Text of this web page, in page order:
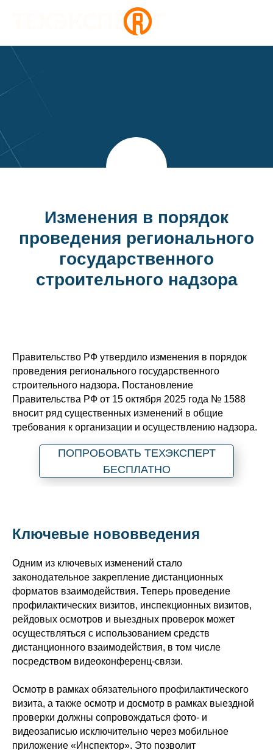
Изменения в порядок
проведения регионального
государственного
строительного надзора
Правительство РФ утвердило изменения в порядок
проведения регионального государственного
строительного надзора. Постановление
Правительства РФ от 15 октября 2025 года № 1588
вносит ряд существенных изменений в общие
требования к организации и осуществлению надзора.
ПОПРОБОВАТЬ ТЕХЭКСПЕРТ
БЕСПЛАТНО
Ключевые нововведения
Одним из ключевых изменений стало
законодательное закрепление дистанционных
форматов взаимодействия. Теперь проведение
профилактических визитов, инспекционных визитов,
рейдовых осмотров и выездных проверок может
осуществляться с использованием средств
дистанционного взаимодействия, в том числе
посредством видеоконференц-связи.
Осмотр в рамках обязательного профилактического
визита, а также осмотр и досмотр в рамках выездной
проверки должны сопровождаться фото- и
видеозаписью исключительно через мобильное
приложение «Инспектор». Это позволит